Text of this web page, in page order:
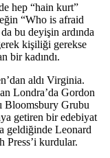
hep “hain kurt”
“Who is afraid
bu deyişin ardında
kişiliği gerekse
bir kadındı.
aldı Virginia.
Londra’da Gordon
Bloomsbury Grubu
getiren bir edebiyat
geldiğinde Leonard
Press’i kurdular.